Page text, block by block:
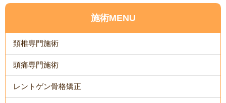
施術MENU
頚椎専門施術
頭痛専門施術
レントゲン骨格矯正